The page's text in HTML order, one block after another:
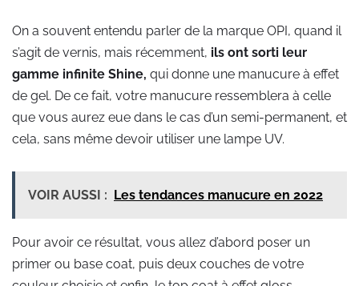
On a souvent entendu parler de la marque OPI, quand il
s’agit de vernis, mais récemment, ils ont sorti leur
gamme infinite Shine, qui donne une manucure à effet
de gel. De ce fait, votre manucure ressemblera à celle
que vous aurez eue dans le cas d’un semi-permanent, et
cela, sans même devoir utiliser une lampe UV.
VOIR AUSSI : Les tendances manucure en 2022
Pour avoir ce résultat, vous allez d’abord poser un
primer ou base coat, puis deux couches de votre